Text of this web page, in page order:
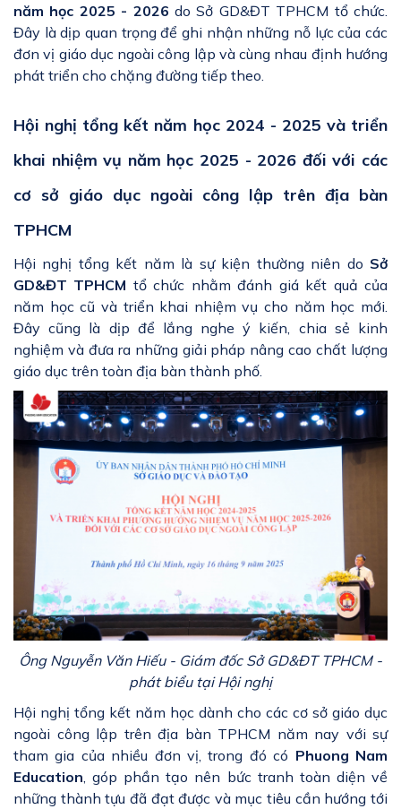
năm học 2025 - 2026 do Sở GD&ĐT TPHCM tổ chức.
Đây là dịp quan trọng để ghi nhận những nỗ lực của các
đơn vị giáo dục ngoài công lập và cùng nhau định hướng
phát triển cho chặng đường tiếp theo.
Hội nghị tổng kết năm học 2024 - 2025 và triển
khai nhiệm vụ năm học 2025 - 2026 đối với các
cơ sở giáo dục ngoài công lập trên địa bàn
TPHCM
Hội nghị tổng kết năm là sự kiện thường niên do Sở
GD&ĐT TPHCM tổ chức nhằm đánh giá kết quả của
năm học cũ và triển khai nhiệm vụ cho năm học mới.
Đây cũng là dịp để lắng nghe ý kiến, chia sẻ kinh
nghiệm và đưa ra những giải pháp nâng cao chất lượng
giáo dục trên toàn địa bàn thành phố.
Ông Nguyễn Văn Hiếu - Giám đốc Sở GD&ĐT TPHCM -
phát biểu tại Hội nghị
Hội nghị tổng kết năm học dành cho các cơ sở giáo dục
ngoài công lập trên địa bàn TPHCM năm nay với sự
tham gia của nhiều đơn vị, trong đó có Phuong Nam
Education , góp phần tạo nên bức tranh toàn diện về
những thành tựu đã đạt được và mục tiêu cần hướng tới